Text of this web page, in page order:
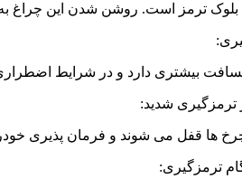
بلوک ترمز است. روشن شدن این چراغ
مسافت بیشتری دارد و در شرایط
شدید:
ترمزگیری: